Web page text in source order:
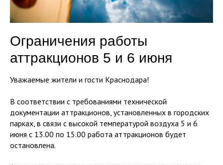
Ограничения работы
аттракционов 5 и 6 июня
Уважаемые жители и гости Краснодара!
В соответствии с требованиями технической
документации аттракционов, установленных в городских
парках, в связи с высокой температурой воздуха 5 и 6
июня с 13.00 по 15.00 работа аттракционов будет
остановлена.